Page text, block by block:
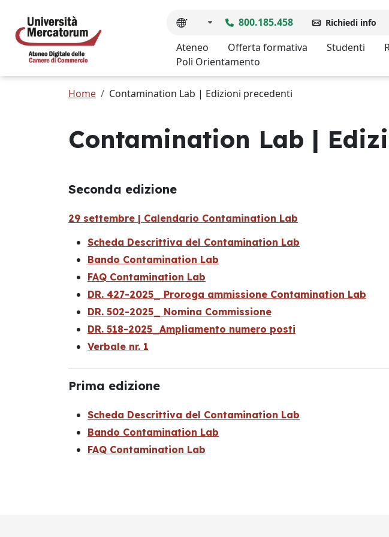
800.185.458 Richiedi info
Ateneo Offerta formativa Studenti
Poli Orientamento
Home Contamination Lab | Edizioni precedenti
Contamination Lab |
Seconda edizione
29 settembre | Calendario Contamination Lab
Scheda Descrittiva del Contamination Lab
Bando Contamination Lab
FAQ Contamination Lab
DR. 427-2025_ Proroga ammissione Contamination Lab
DR. 502-2025_ Nomina Commissione
DR. 518-2025_Ampliamento numero posti
Verbale nr. 1
Prima edizione
Scheda Descrittiva del Contamination Lab
Bando Contamination Lab
FAQ Contamination Lab